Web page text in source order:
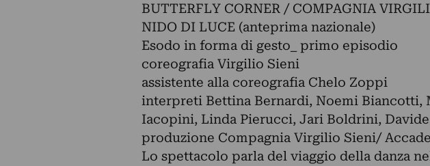
BUTTERFLY CORNER / COMPAGNIA
NIDO DI LUCE (anteprima nazionale)
Esodo in forma di gesto_ primo episodio
coreografia Virgilio Sieni
assistente alla coreografia Chelo Zoppi
interpreti Bettina Bernardi, Noemi Biancotti,
Iacopini, Linda Pierucci, Jari Boldrini,
produzione Compagnia Virgilio Sieni/
Lo spettacolo parla del viaggio della danza